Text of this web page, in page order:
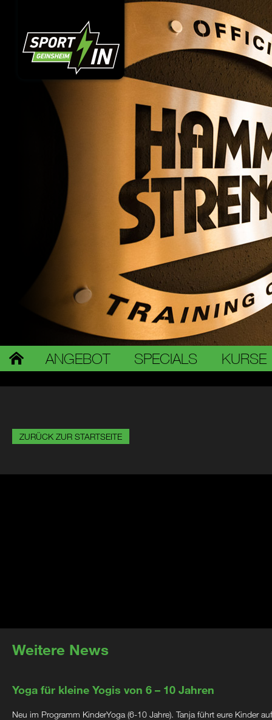
ANGEBOT SPECIALS KURSE
ZURÜCK ZUR STARTSEITE
Weitere News
Yoga für kleine Yogis von 6 – 10 Jahren
Neu im Programm KinderYoga (6-10 Jahre). Tanja führt eure Kinder auf